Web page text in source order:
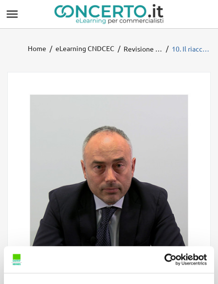

Home eLearning CNDCEC Revisione Enti Locali 2025 - Ministero dell'interno 10. Il riaccertamento dei residui e il conto del bilancio - I controlli dell’organo di revisione